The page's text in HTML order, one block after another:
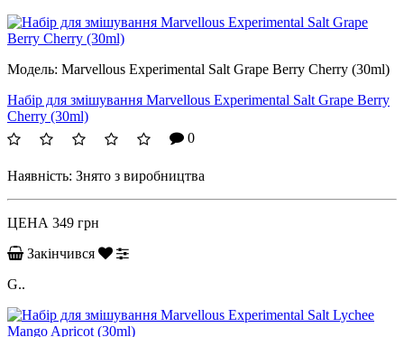
Модель: Marvellous Experimental Salt Grape Berry Cherry (30ml)
Набір для змішування Marvellous Experimental Salt Grape Berry
Cherry (30ml)
0
Наявність: Знято з виробництва
ЦЕНА 349 грн
Закінчився
G..